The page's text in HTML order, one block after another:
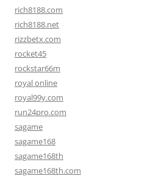
rich8188.com
rich8188.net
rizzbetx.com
rocket45
rockstar66m
royal online
royal99y.com
run24pro.com
sagame
sagame168
sagame168th
sagame168th.com